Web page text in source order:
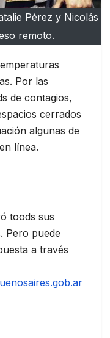
Pérez y Nicolás
remoto.
Por las
de contagios,
cerrados
algunas de
línea.
toods sus
Pero puede
a través